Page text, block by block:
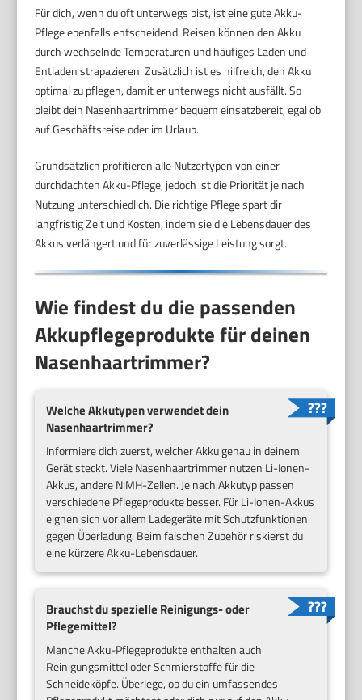
Für dich, wenn du oft unterwegs bist, ist eine gute Akku-
Pflege ebenfalls entscheidend. Reisen können den Akku
durch wechselnde Temperaturen und häufiges Laden und
Entladen strapazieren. Zusätzlich ist es hilfreich, den Akku
optimal zu pflegen, damit er unterwegs nicht ausfällt. So
bleibt dein Nasenhaartrimmer bequem einsatzbereit, egal ob
auf Geschäftsreise oder im Urlaub.
Grundsätzlich profitieren alle Nutzertypen von einer
durchdachten Akku-Pflege, jedoch ist die Priorität je nach
Nutzung unterschiedlich. Die richtige Pflege spart dir
langfristig Zeit und Kosten, indem sie die Lebensdauer des
Akkus verlängert und für zuverlässige Leistung sorgt.
Wie findest du die passenden
Akkupflegeprodukte für deinen
Nasenhaartrimmer?
Welche Akkutypen verwendet dein
Nasenhaartrimmer?
Informiere dich zuerst, welcher Akku genau in deinem
Gerät steckt. Viele Nasenhaartrimmer nutzen Li-Ionen-
Akkus, andere NiMH-Zellen. Je nach Akkutyp passen
verschiedene Pflegeprodukte besser. Für Li-Ionen-Akkus
eignen sich vor allem Ladegeräte mit Schutzfunktionen
gegen Überladung. Beim falschen Zubehör riskierst du
eine kürzere Akku-Lebensdauer.
Brauchst du spezielle Reinigungs- oder
Pflegemittel?
Manche Akku-Pflegeprodukte enthalten auch
Reinigungsmittel oder Schmierstoffe für die
Schneideköpfe. Überlege, ob du ein umfassendes